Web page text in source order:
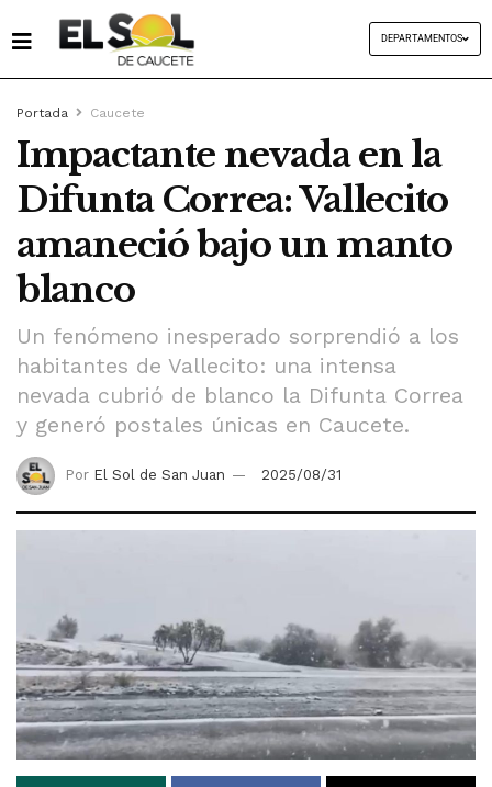
DEPARTAMENTOS
Portada Caucete
Impactante nevada en la
Difunta Correa: Vallecito
amaneció bajo un manto
blanco
Un fenómeno inesperado sorprendió a los
habitantes de Vallecito: una intensa
nevada cubrió de blanco la Difunta Correa
y generó postales únicas en Caucete.
Por El Sol de San Juan 2025/08/31